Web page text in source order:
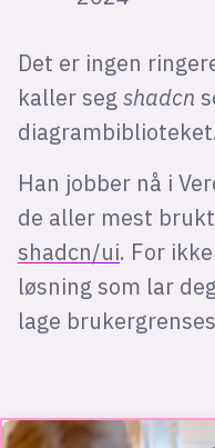
Det er ingen
kaller seg shadcn
diagrambiblioteket.
Han jobber nå i
de aller mest
shadcn/ui. For
løsning som lar
lage